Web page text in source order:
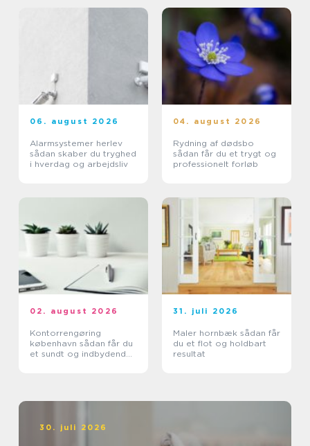
06. august 2026
Alarmsystemer herlev
sådan skaber du tryghed
i hverdag og arbejdsliv
04. august 2026
Rydning af dødsbo
sådan får du et trygt og
professionelt forløb
02. august 2026
Kontorrengøring
københavn sådan får du
et sundt og indbydende
31. juli 2026
Maler hornbæk sådan får
du et flot og holdbart
resultat
30. juli 2026